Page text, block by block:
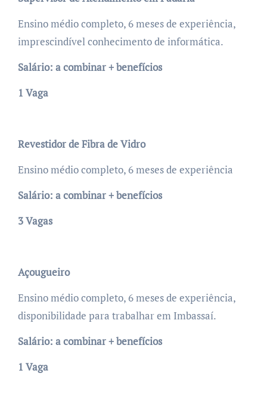
Ensino médio completo, 6 meses de experiência,
imprescindível conhecimento de informática.
Salário: a combinar + benefícios
1 Vaga
Revestidor de Fibra de Vidro
Ensino médio completo, 6 meses de experiência
Salário: a combinar + benefícios
3 Vagas
Açougueiro
Ensino médio completo, 6 meses de experiência,
disponibilidade para trabalhar em Imbassaí.
Salário: a combinar + benefícios
1 Vaga